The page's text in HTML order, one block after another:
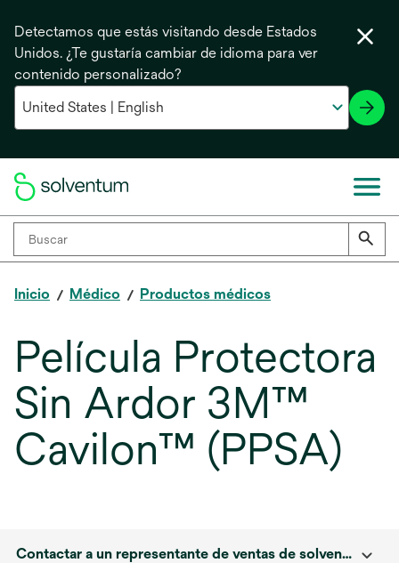
Detectamos que estás visitando desde Estados
Unidos. ¿Te gustaría cambiar de idioma para ver
contenido personalizado?
Inicio Médico Productos médicos
Película Protectora
Sin Ardor 3M™
Cavilon™ (PPSA)
Contactar a un representante de ventas de solventum